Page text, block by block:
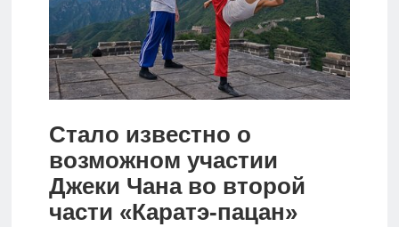
Новости
Родителям
О
нас
Версия для
слабовидящих
Стало известно о
возможном участии
Джеки Чана во второй
части «Каратэ-пацан»